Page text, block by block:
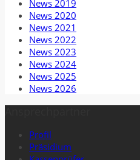
News 2019
News 2020
News 2021
News 2022
News 2023
News 2024
News 2025
News 2026
Profil
Präsidium